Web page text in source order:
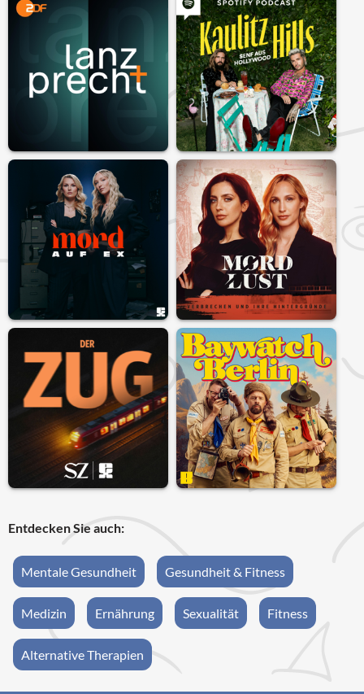
Entdecken Sie auch:
Mentale Gesundheit Gesundheit & Fitness
Medizin Ernährung Sexualität Fitness
Alternative Therapien